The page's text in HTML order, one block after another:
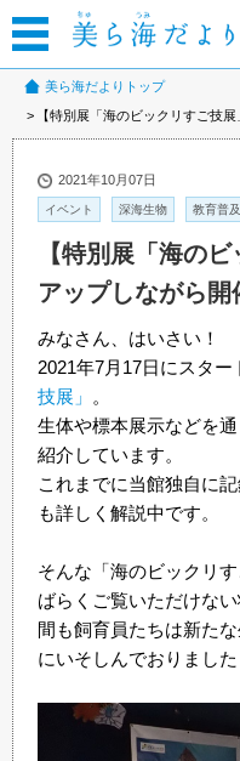
美ら海だよりトップ
【特別展「海のビックリすご技
2021年10月07日
イベント 深海生物 教育普及
【特別展「海の
アップしながら開
みなさん、はいさい！
2021年7月17日にスター
技展」
。
生体や標本展示などを
紹介しています。
これまでに当館独自に
も詳しく解説中です。
そんな「海のビックリ
ばらくご覧いただけな
間も飼育員たちは新た
にいそしんでおりました